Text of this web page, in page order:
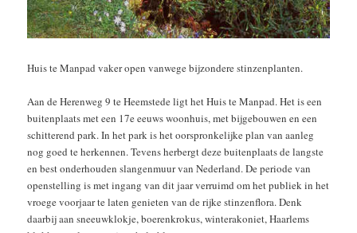
Huis te Manpad vaker open vanwege bijzondere stinzenplanten.
Aan de Herenweg 9 te Heemstede ligt het Huis te Manpad. Het is een
buitenplaats met een 17e eeuws woonhuis, met bijgebouwen en een
schitterend park. In het park is het oorspronkelijke plan van aanleg
nog goed te herkennen. Tevens herbergt deze buitenplaats de langste
en best onderhouden slangenmuur van Nederland. De periode van
openstelling is met ingang van dit jaar verruimd om het publiek in het
vroege voorjaar te laten genieten van de rijke stinzenflora. Denk
daarbij aan sneeuwklokje, boerenkrokus, winterakoniet, Haarlems